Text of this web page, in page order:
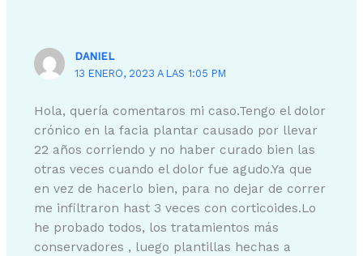
DANIEL
13 ENERO, 2023 A LAS 1:05 PM
Hola, quería comentaros mi caso.Tengo el dolor
crónico en la facia plantar causado por llevar
22 años corriendo y no haber curado bien las
otras veces cuando el dolor fue agudo.Ya que
en vez de hacerlo bien, para no dejar de correr
me infiltraron hast 3 veces con corticoides.Lo
he probado todos, los tratamientos más
conservadores , luego plantillas hechas a